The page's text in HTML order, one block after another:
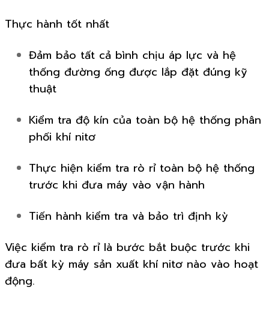
Thực hành tốt nhất
Đảm bảo tất cả bình chịu áp lực và hệ
thống đường ống được lắp đặt đúng kỹ
thuật
Kiểm tra độ kín của toàn bộ hệ thống phân
phối khí nitơ
Thực hiện kiểm tra rò rỉ toàn bộ hệ thống
trước khi đưa máy vào vận hành
Tiến hành kiểm tra và bảo trì định kỳ
Việc kiểm tra rò rỉ là bước bắt buộc trước khi
đưa bất kỳ máy sản xuất khí nitơ nào vào hoạt
động.